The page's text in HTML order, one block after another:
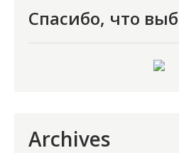
Спасибо, что
Archives